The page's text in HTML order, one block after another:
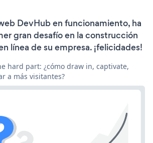
DevHub en funcionamiento, ha
gran desafío en la construcción
línea de su empresa. ¡felicidades!
hard part: ¿cómo draw in, captivate,
a más visitantes?